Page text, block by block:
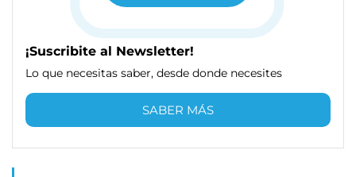
¡Suscribite al Newsletter!
Lo que necesitas saber, desde donde necesites
SABER MÁS